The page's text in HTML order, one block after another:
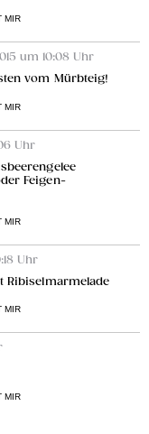
MIR
um 10:08 Uhr
vom Mürbteig!
MIR
Uhr
Feigen-
MIR
Uhr
Ribiselmarmelade
MIR
MIR